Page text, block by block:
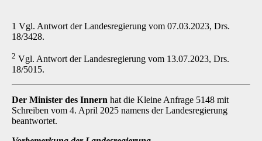
1 Vgl. Antwort der Landesregierung vom 07.03.2023, Drs.
18/3428.
2 Vgl. Antwort der Landesregierung vom 13.07.2023, Drs.
18/5015.
Der Minister des Innern hat die Kleine Anfrage 5148 mit
Schreiben vom 4. April 2025 namens der Landesregierung
beantwortet.